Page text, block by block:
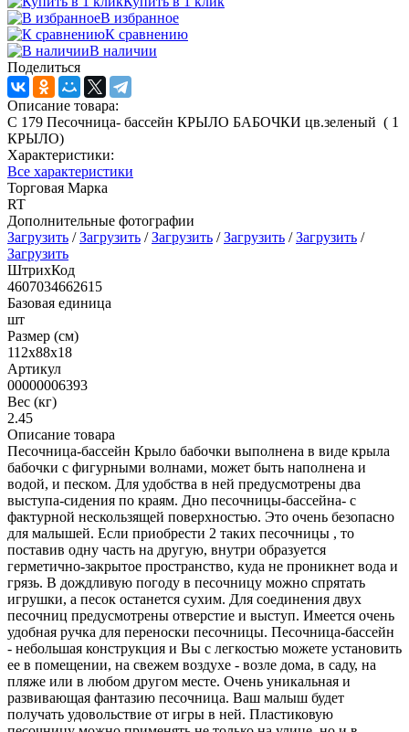
В избранное
К сравнению
В наличии
Поделиться
Описание товара:
С 179 Песочница- бассейн КРЫЛО БАБОЧКИ цв.зеленый ( 1
КРЫЛО)
Характеристики:
Все характеристики
Торговая Марка
RT
Дополнительные фотографии
Загрузить /Загрузить /Загрузить /Загрузить /Загрузить /
Загрузить
ШтрихКод
4607034662615
Базовая единица
шт
Размер (см)
112х88х18
Артикул
00000006393
Вес (кг)
2.45
Описание товара
Песочница-бассейн Крыло бабочки выполнена в виде крыла
бабочки с фигурными волнами, может быть наполнена и
водой, и песком. Для удобства в ней предусмотрены два
выступа-сидения по краям. Дно песочницы-бассейна- с
фактурной нескользящей поверхностью. Это очень безопасно
для малышей. Если приобрести 2 таких песочницы , то
поставив одну часть на другую, внутри образуется
герметично-закрытое пространство, куда не проникнет вода и
грязь. В дождливую погоду в песочницу можно спрятать
игрушки, а песок останется сухим. Для соединения двух
песочниц предусмотрены отверстие и выступ. Имеется очень
удобная ручка для переноски песочницы. Песочница-бассейн
- небольшая конструкция и Вы с легкостью можете установить
ее в помещении, на свежем воздухе - возле дома, в саду, на
пляже или в любом другом месте. Очень уникальная и
развивающая фантазию песочница. Ваш малыш будет
получать удовольствие от игры в ней. Пластиковую